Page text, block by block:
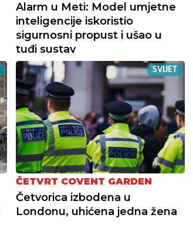
Alarm u Meti: Model umjetne
inteligencije iskoristio
sigurnosni propust i ušao u
tuđi sustav
SVIJET
ČETVRT COVENT GARDEN
Četvorica izbodena u
Londonu, uhićena jedna žena